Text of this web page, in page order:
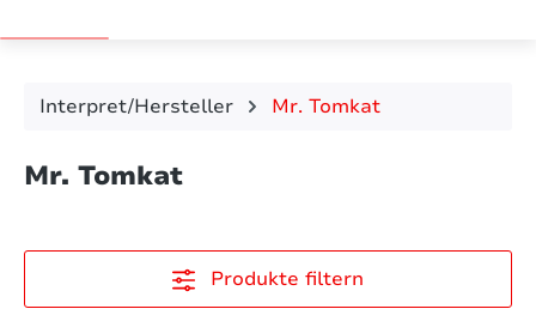
Interpret/Hersteller Mr. Tomkat
Mr. Tomkat
Produkte filtern